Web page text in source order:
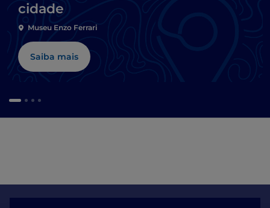
cidade
Museu Enzo Ferrari
Saiba mais